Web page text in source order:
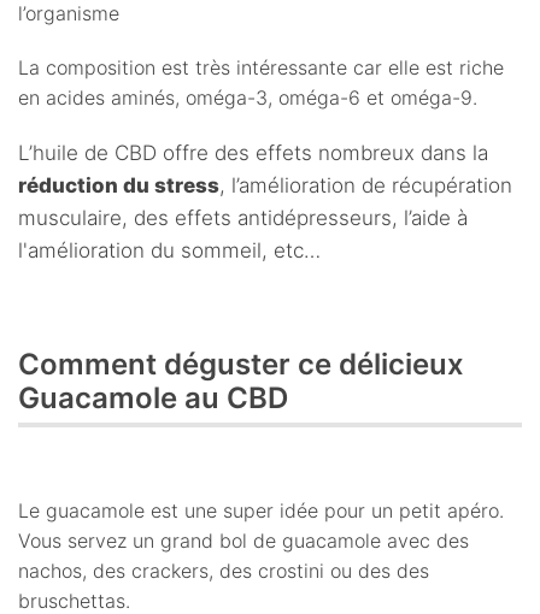
l’organisme
La composition est très intéressante car elle est riche
en acides aminés, oméga-3, oméga-6 et oméga-9.
L’huile de CBD offre des effets nombreux dans la
réduction du stress, l’amélioration de récupération
musculaire, des effets antidépresseurs, l’aide à
l'amélioration du sommeil, etc…
Comment déguster ce délicieux
Guacamole au CBD
Le guacamole est une super idée pour un petit apéro.
Vous servez un grand bol de guacamole avec des
nachos, des crackers, des crostini ou des des
bruschettas.